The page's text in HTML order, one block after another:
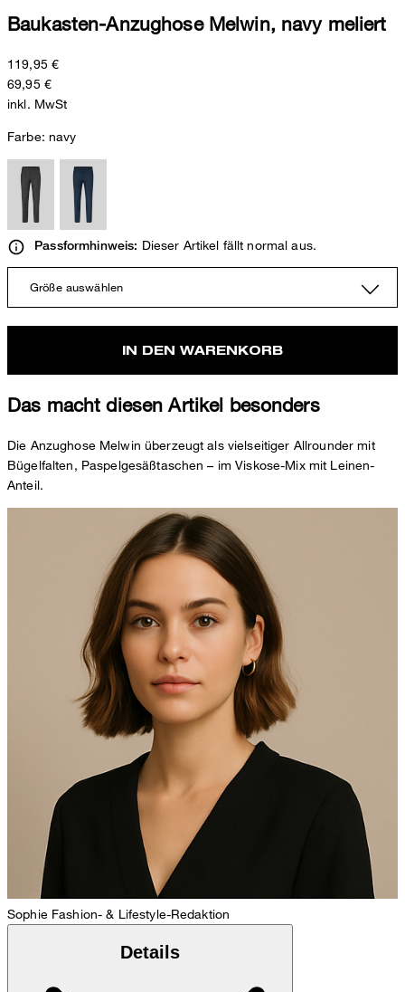
Baukasten-Anzughose Melwin, navy meliert
119,95 €
69,95 €
inkl. MwSt
Farbe: navy
Passformhinweis: Dieser Artikel fällt normal aus.
Größe auswählen
IN DEN WARENKORB
Das macht diesen Artikel besonders
Die Anzughose Melwin überzeugt als vielseitiger Allrounder mit
Bügelfalten, Paspelgesäßtaschen – im Viskose-Mix mit Leinen-
Anteil.
Sophie Fashion- & Lifestyle-Redaktion
Details